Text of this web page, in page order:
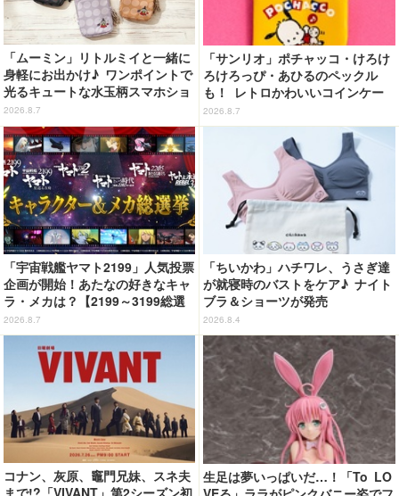
「ムーミン」リトルミイと一緒に
身軽にお出かけ♪ ワンポイントで
光るキュートな水玉柄スマホショ
ルダーが新登場！
2026.8.7
「サンリオ」ポチャッコ・けろけ
ろけろっぴ・あひるのペックル
も！ レトロかわいいコインケー
ス第2弾がカプセルトイに登場♪
2026.8.7
「宇宙戦艦ヤマト2199」人気投票
企画が開始！あたなの好きなキャ
ラ・メカは？【2199～3199総選
挙】
2026.8.7
「ちいかわ」ハチワレ、うさぎ達
が就寝時のバストをケア♪ ナイト
ブラ＆ショーツが発売
2026.8.4
コナン、灰原、竈門兄妹、スネ夫
まで!?「VIVANT」第2シーズン初
生足は夢いっぱいだ…！「To LO
VEる」ララがピンクバニー姿でフ